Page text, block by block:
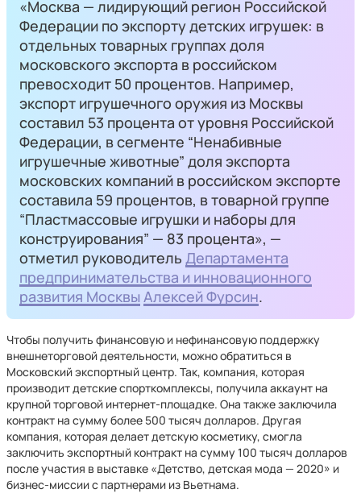
«Москва — лидирующий регион Российской
Федерации по экспорту детских игрушек: в
отдельных товарных группах доля
московского экспорта в российском
превосходит 50 процентов. Например,
экспорт игрушечного оружия из Москвы
составил 53 процента от уровня Российской
Федерации, в сегменте “Ненабивные
игрушечные животные” доля экспорта
московских компаний в российском экспорте
составила 59 процентов, в товарной группе
“Пластмассовые игрушки и наборы для
конструирования” — 83 процента», —
отметил руководитель Департамента
предпринимательства и инновационного
развития Москвы Алексей Фурсин.
Чтобы получить финансовую и нефинансовую поддержку
внешнеторговой деятельности, можно обратиться в
Московский экспортный центр. Так, компания, которая
производит детские спорткомплексы, получила аккаунт на
крупной торговой интернет-площадке. Она также заключила
контракт на сумму более 500 тысяч долларов. Другая
компания, которая делает детскую косметику, смогла
заключить экспортный контракт на сумму 100 тысяч долларов
после участия в выставке «Детство, детская мода — 2020» и
бизнес-миссии с партнерами из Вьетнама.